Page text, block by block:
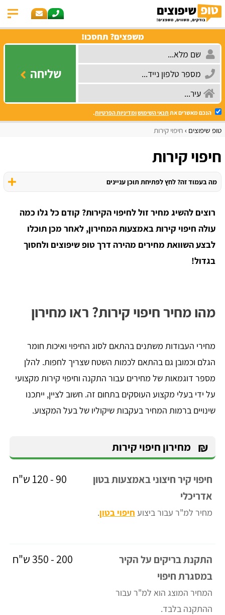
משפצים? תחסכו!
שליחה
הנכם מאשרים את תנאי השימושומדיניות הפרטיות.
טופ שיפוצים חיפוי קירות
חיפוי קירות
מה בעמוד זה? לחץ לפתיחת תוכן עניינים
רוצים להשיג מחיר זול לחיפוי הקירות? קודם כל גלו כמה
עולה חיפוי קירות באמצעות המחירון, לאחר מכן תוכלו
לבצע השוואת מחירים מהירה דרך טופ שיפוצים ולחסוך
בגדול!
מהו מחיר חיפוי קירות? ראו מחירון
מחירי העבודות משתנים בהתאם לסוג החיפוי ואיכות חומר
הגלם וכמובן גם בהתאם לכמות השטח שצריך לחפות. להלן
מספר דוגמאות של מחירים עבור התקנה וחיפוי קירות מקצועי
על ידי בעלי מקצוע העוסקים בתחום זה. חשוב לציין, ייתכנו
שינויים ברמות המחיר בעקבות שיקוליו של בעל המקצוע.
₪ מחירון חיפוי קירות
חיפוי קיר חיצוני באמצעות בטון
אדריכלי
מחיר למ"ר עבור ביצוע חיפוי בטון.
90 - 120 ש"ח
התקנת בריקים על הקיר
במסגרת חיפוי
המחיר המוצג הוא למ"ר עבור
ההתקנה בלבד.
200 - 350 ש"ח